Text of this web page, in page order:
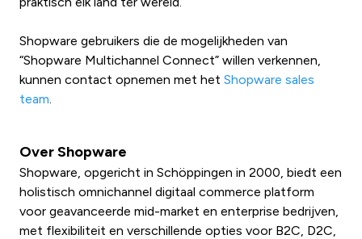
Shopware gebruikers die de mogelijkheden van
“Shopware Multichannel Connect” willen verkennen,
kunnen contact opnemen met het Shopware sales
team.
Over Shopware
Shopware, opgericht in Schöppingen in 2000, biedt een
holistisch omnichannel digitaal commerce platform
voor geavanceerde mid-market en enterprise bedrijven,
met flexibiliteit en verschillende opties voor B2C, D2C,